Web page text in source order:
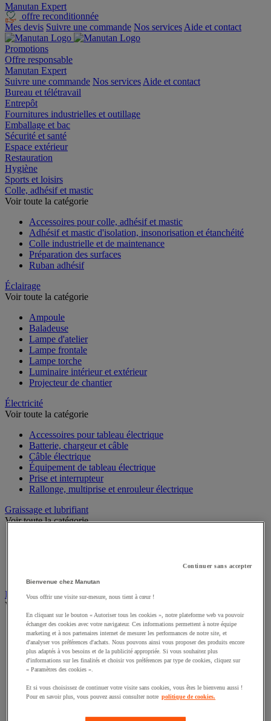
Manutan Expert
offre reconditionnée
Mes devis Suivre une commande Nos services Aide et contact
Promotions
Offre responsable
Manutan Expert
Suivre une commande Nos services Aide et contact
Bureau et télétravail
Entrepôt
Fournitures industrielles et outillage
Emballage et bac
Sécurité et santé
Espace extérieur
Restauration
Hygiène
Sports et loisirs
Colle, adhésif et mastic
Voir toute la catégorie
Accessoires pour colle, adhésif et mastic
Adhésif et mastic d'isolation, insonorisation et étanchéité
Colle industrielle et de maintenance
Préparation des surfaces
Ruban adhésif
Éclairage
Voir toute la catégorie
Ampoule
Baladeuse
Lampe d'atelier
Lampe frontale
Lampe torche
Luminaire intérieur et extérieur
Projecteur de chantier
Électricité
Voir toute la catégorie
Accessoires pour tableau électrique
Batterie, chargeur et câble
Câble électrique
Équipement de tableau électrique
Prise et interrupteur
Rallonge, multiprise et enrouleur électrique
Graissage et lubrifiant
Voir toute la catégorie
Instrument de mesure
Voir toute la catégorie
Balance industrielle
Compteur et compteur-métreur
Dynamomètre
Équipement optique
Instrument de mesure de laboratoire
Mesure de la vitesse
Mesure de l'environnement
Continuer sans accepter
Bienvenue chez Manutan
Vous offrir une visite sur-mesure, nous tient à cœur !
En cliquant sur le bouton « Autoriser tous les cookies », notre plateforme web va pouvoir
échanger des cookies avec votre navigateur. Ces informations permettent à notre équipe
marketing et à nos partenaires internet de mesurer les performances de notre site, et
d'analyser vos préférences d'achats. Nous pouvons ainsi vous proposer des produits encore
plus adaptés à vos besoins et de la publicité appropriée. Si vous souhaitez plus
d'informations sur les finalités et choisir vos préférences par type de cookies, cliquez sur
« Paramètres des cookies ».
Et si vous choisissez de continuer votre visite sans cookies, vous êtes le bienvenu aussi !
Pour en savoir plus, vous pouvez aussi consulter notre politique de cookies.